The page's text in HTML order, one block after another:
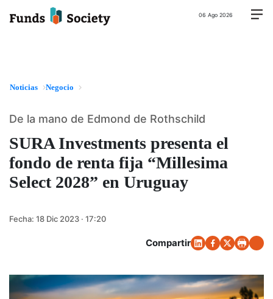
06 Ago 2026
Noticias Negocio
SURA Investments presenta el
fondo de renta fija “Millesima
Select 2028” en Uruguay
De la mano de Edmond de Rothschild
Fecha: 18 Dic 2023 · 17:20
Compartir